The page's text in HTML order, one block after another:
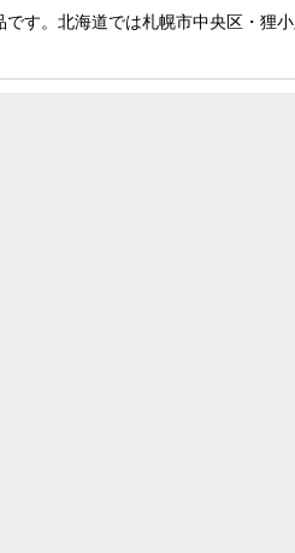
絞り込
す。北海道では札幌市中央区・